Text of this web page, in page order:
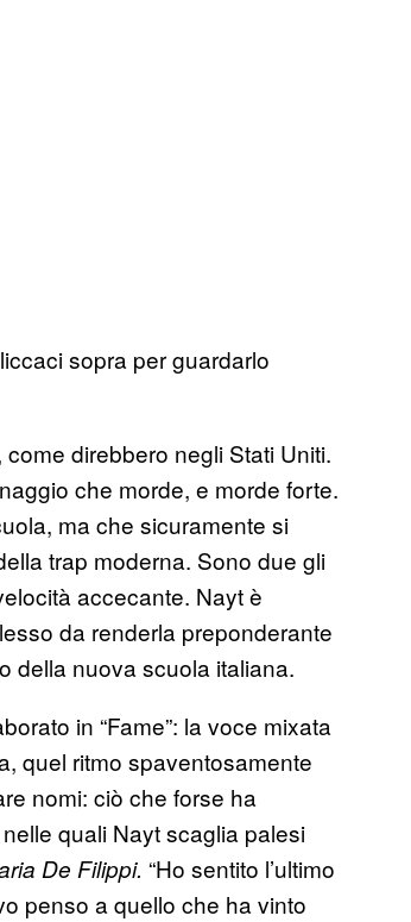
sopra per guardarlo
come direbbero negli Stati Uniti.
che morde, e morde forte.
ma che sicuramente si
trap moderna. Sono due gli
accecante. Nayt è
da renderla preponderante
della nuova scuola italiana.
in “Fame”: la voce mixata
quel ritmo spaventosamente
nomi: ciò che forse ha
quali Nayt scaglia palesi
De Filippi. “Ho sentito l’ultimo
penso a quello che ha vinto